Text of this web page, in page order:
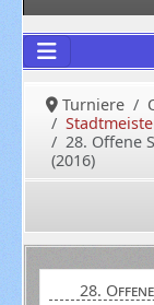
Turniere
28. Offene
(2016)
28.